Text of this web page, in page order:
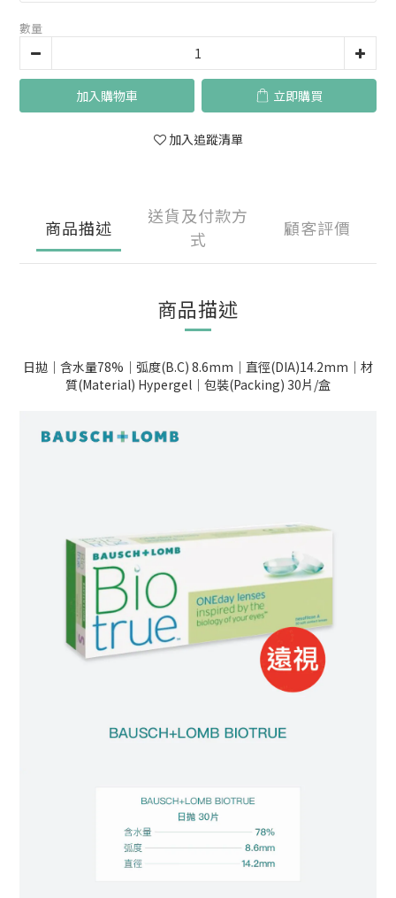
數量
加入購物車 立即購買
加入追蹤清單
商品描述
送貨及付款方
式
顧客評價
商品描述
日拋｜含水量78%｜弧度(B.C) 8.6mm｜直徑(DIA)14.2mm｜材
質(Material) Hypergel｜包裝(Packing) 30片/盒